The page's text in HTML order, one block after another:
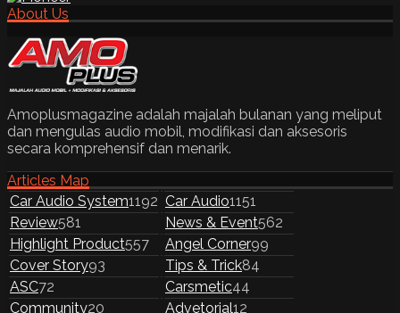
About Us
Amoplusmagazine adalah majalah bulanan yang meliput
dan mengulas audio mobil, modifikasi dan aksesoris
secara komprehensif dan menarik.
Articles Map
Car Audio System1192 Car Audio1151
Review581 News & Event562
Highlight Product557 Angel Corner99
Cover Story93 Tips & Trick84
ASC72 Carsmetic44
Community20 Advetorial12